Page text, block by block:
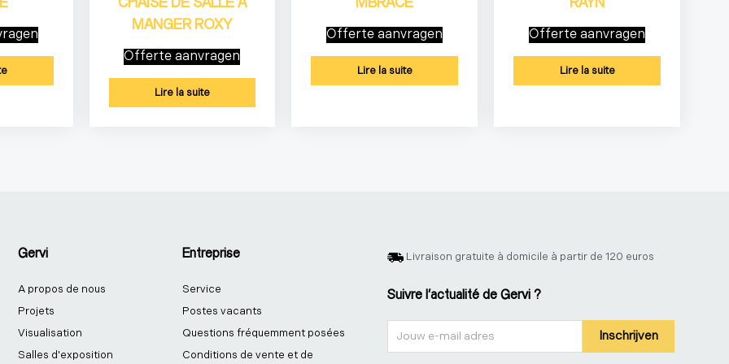
MANGER ROXY
Offerte aanvragen
Lire la suite
Offerte aanvragen
Lire la suite
Offerte aanvragen
Lire la suite
Gervi
A propos de nous
Projets
Visualisation
Salles d'exposition
Entreprise
Service
Postes vacants
Questions fréquemment posées
Conditions de vente et de
Livraison gratuite à domicile à partir de 120 euros
Suivre l'actualité de Gervi ?
Nieuwsbrief Inschrijven